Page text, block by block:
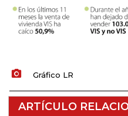
Gráfico LR
ARTÍCULO